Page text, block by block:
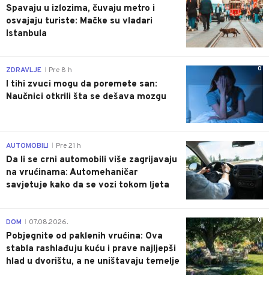
Spavaju u izlozima, čuvaju metro i
osvajaju turiste: Mačke su vladari
Istanbula
0
ZDRAVLJE Pre 8 h
I tihi zvuci mogu da poremete san:
Naučnici otkrili šta se dešava mozgu
0
AUTOMOBILI Pre 21 h
Da li se crni automobili više zagrijavaju
na vrućinama: Automehaničar
savjetuje kako da se vozi tokom ljeta
0
DOM 07.08.2026.
Pobjegnite od paklenih vrućina: Ova
stabla rashlađuju kuću i prave najljepši
hlad u dvorištu, a ne uništavaju temelje